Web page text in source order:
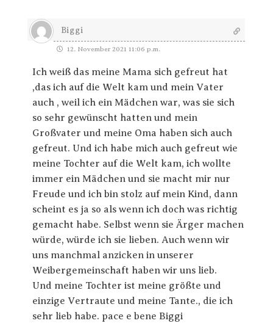
Biggi
12. November 2021 11:06 p.m.
Ich weiß das meine Mama sich gefreut hat
,das ich auf die Welt kam und mein Vater
auch , weil ich ein Mädchen war, was sie sich
so sehr gewünscht hatten und mein
Großvater und meine Oma haben sich auch
gefreut. Und ich habe mich auch gefreut wie
meine Tochter auf die Welt kam, ich wollte
immer ein Mädchen und sie macht mir nur
Freude und ich bin stolz auf mein Kind, dann
scheint es ja so als wenn ich doch was richtig
gemacht habe. Selbst wenn sie Ärger machen
würde, würde ich sie lieben. Auch wenn wir
uns manchmal anzicken in unserer
Weibergemeinschaft haben wir uns lieb.
Und meine Tochter ist meine größte und
einzige Vertraute und meine Tante., die ich
sehr lieb habe. pace e bene Biggi